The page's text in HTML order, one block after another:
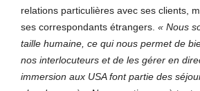
relations particulières avec ses clients,
ses correspondants étrangers. « Nous
taille humaine, ce qui nous permet de
nos interlocuteurs et de les gérer en
immersion aux USA font partie des